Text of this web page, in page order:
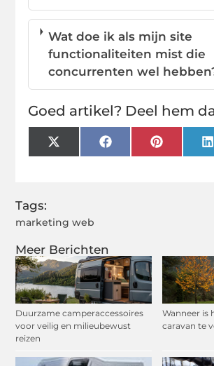
Meer Berichten
Duurzame camperaccessoires
voor veilig en milieubewust
reizen
Wanneer is
caravan te
Wat doe ik als mijn site
functionaliteiten mist die
concurrenten wel
Goed artikel? Deel hem
X
(Twitter)
FacebookPinterest
Tags:
marketing web